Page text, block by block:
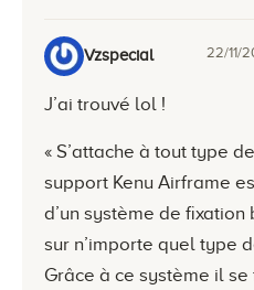
Vzspecial 22/11/
J’ai trouvé lol !
« S’attache à tout type
support Kenu Airframe
d’un système de
sur n’importe quel type
Grâce à ce système il